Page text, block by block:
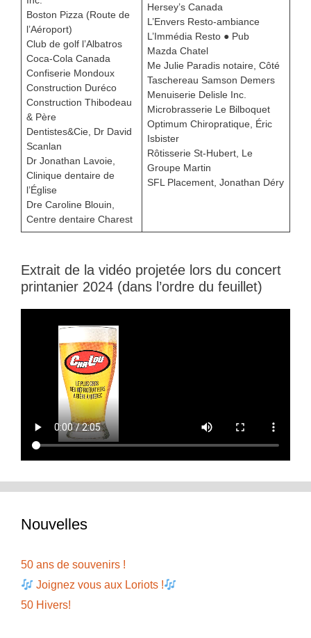
Boston Pizza (Route de
l’Aéroport)
Club de golf l’Albatros
Coca-Cola Canada
Confiserie Mondoux
Construction Duréco
Construction Thibodeau
& Père
Dentistes&Cie, Dr David
Scanlan
Dr Jonathan Lavoie,
Clinique dentaire de
l’Église
Dre Caroline Blouin,
Centre dentaire Charest
Hersey’s Canada
L’Envers Resto-ambiance
L’Immédia Resto ● Pub
Mazda Chatel
Me Julie Paradis notaire, Côté
Taschereau Samson Demers
Menuiserie Delisle Inc.
Microbrasserie Le Bilboquet
Optimum Chiropratique, Éric
Isbister
Rôtisserie St-Hubert, Le
Groupe Martin
SFL Placement, Jonathan Déry
Extrait de la vidéo projetée lors du concert
printanier 2024 (dans l’ordre du feuillet)
Nouvelles
50 ans de souvenirs !
Joignez vous aux Loriots !
50 Hivers!